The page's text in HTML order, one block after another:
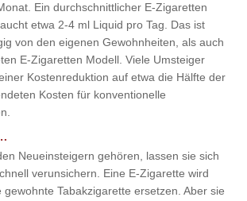
Ein durchschnittlicher E-Zigaretten
etwa 2-4 ml Liquid pro Tag. Das ist
von den eigenen Gewohnheiten, als auch
E-Zigaretten Modell. Viele Umsteiger
Kostenreduktion auf etwa die Hälfte der
Kosten für konventionelle
Neueinsteigern gehören, lassen sie sich
verunsichern. Eine E-Zigarette wird
gewohnte Tabakzigarette ersetzen. Aber sie